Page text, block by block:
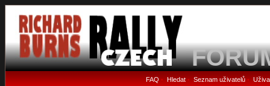
FAQ • Hledat• Seznam uživatelů•